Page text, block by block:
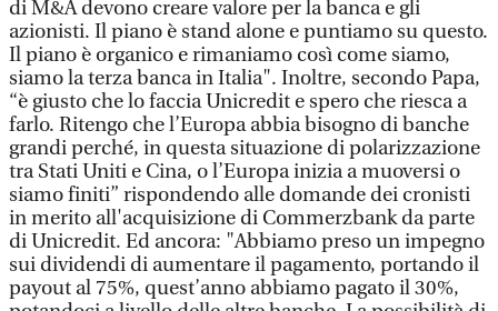
di M&A devono creare valore per la banca e gli
azionisti. Il piano è stand alone e puntiamo su questo.
Il piano è organico e rimaniamo così come siamo,
siamo la terza banca in Italia". Inoltre, secondo Papa,
“è giusto che lo faccia Unicredit e spero che riesca a
farlo. Ritengo che l’Europa abbia bisogno di banche
grandi perché, in questa situazione di polarizzazione
tra Stati Uniti e Cina, o l’Europa inizia a muoversi o
siamo finiti” rispondendo alle domande dei cronisti
in merito all'acquisizione di Commerzbank da parte
di Unicredit. Ed ancora: "Abbiamo preso un impegno
sui dividendi di aumentare il pagamento, portando il
payout al 75%, quest’anno abbiamo pagato il 30%,